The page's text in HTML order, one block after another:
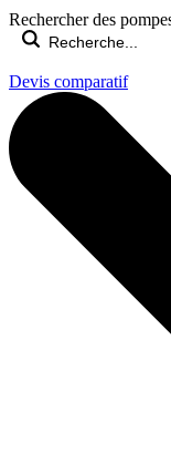
Rechercher des
Devis comparatif